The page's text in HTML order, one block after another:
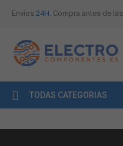
Envíos 24H. Compra antes de las
TODAS CATEGORIAS